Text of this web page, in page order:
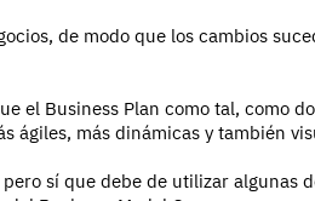
de modo que los cambios
el Business Plan como tal, como
ágiles, más dinámicas y también
sí que debe de utilizar algunas